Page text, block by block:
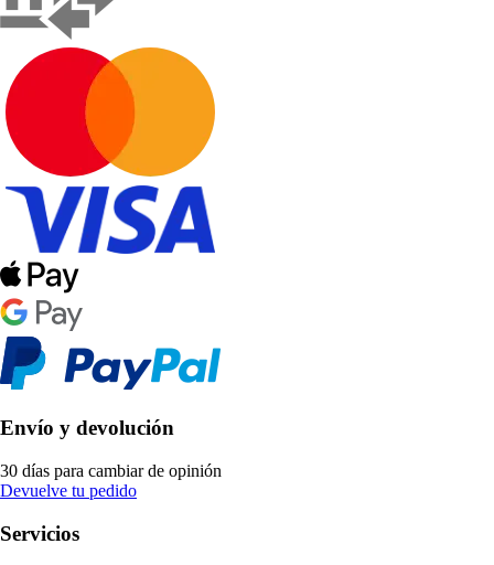
Envío y devolución
30 días para cambiar de opinión
Devuelve tu pedido
Servicios